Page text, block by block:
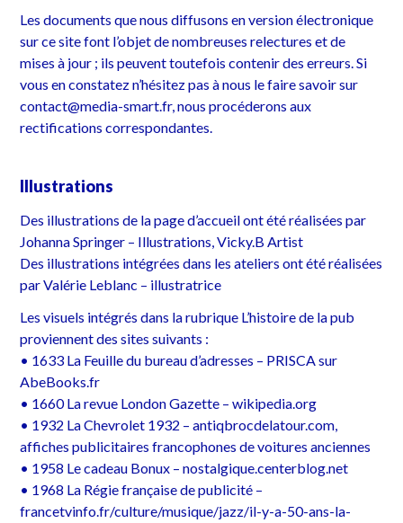
Les documents que nous diffusons en version électronique
sur ce site font l’objet de nombreuses relectures et de
mises à jour ; ils peuvent toutefois contenir des erreurs. Si
vous en constatez n’hésitez pas à nous le faire savoir sur
contact@media-smart.fr, nous procéderons aux
rectifications correspondantes.
Illustrations
Des illustrations de la page d’accueil ont été réalisées par
Johanna Springer – Illustrations, Vicky.B Artist
Des illustrations intégrées dans les ateliers ont été réalisées
par Valérie Leblanc – illustratrice
Les visuels intégrés dans la rubrique L’histoire de la pub
proviennent des sites suivants :
• 1633 La Feuille du bureau d’adresses – PRISCA sur
AbeBooks.fr
• 1660 La revue London Gazette – wikipedia.org
• 1932 La Chevrolet 1932 – antiqbrocdelatour.com,
affiches publicitaires francophones de voitures anciennes
• 1958 Le cadeau Bonux – nostalgique.centerblog.net
• 1968 La Régie française de publicité –
francetvinfo.fr/culture/musique/jazz/il-y-a-50-ans-la-